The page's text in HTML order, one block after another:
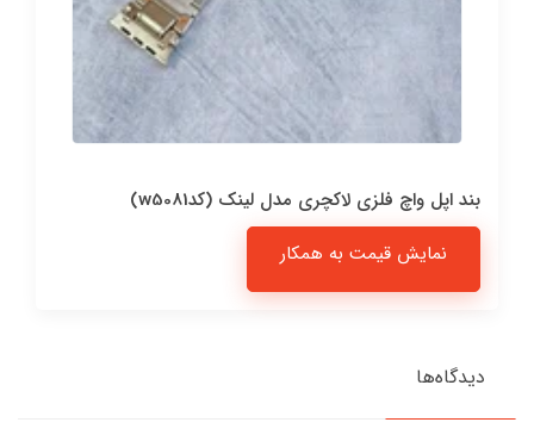
بند اپل واچ فلزی لاکچری مدل لینک (کدw5081)
نمایش قیمت به همکار
دیدگاه‌ها